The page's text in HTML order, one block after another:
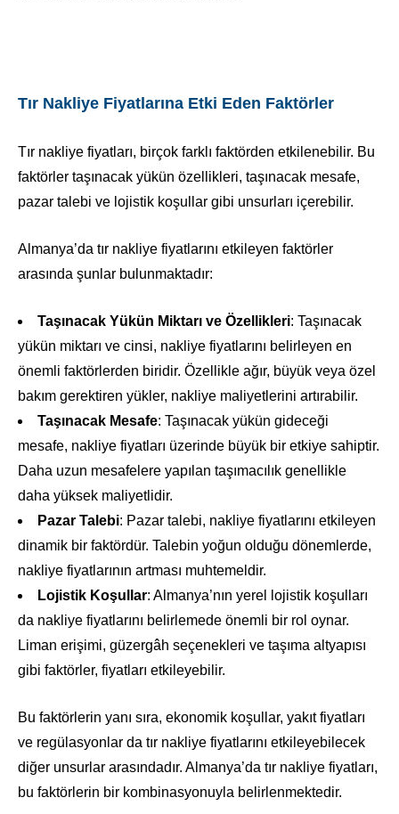
Tır Nakliye Fiyatlarına Etki Eden Faktörler
Tır nakliye fiyatları, birçok farklı faktörden etkilenebilir. Bu
faktörler taşınacak yükün özellikleri, taşınacak mesafe,
pazar talebi ve lojistik koşullar gibi unsurları içerebilir.
Almanya’da tır nakliye fiyatlarını etkileyen faktörler
arasında şunlar bulunmaktadır:
Taşınacak Yükün Miktarı ve Özellikleri: Taşınacak
yükün miktarı ve cinsi, nakliye fiyatlarını belirleyen en
önemli faktörlerden biridir. Özellikle ağır, büyük veya özel
bakım gerektiren yükler, nakliye maliyetlerini artırabilir.
Taşınacak Mesafe: Taşınacak yükün gideceği
mesafe, nakliye fiyatları üzerinde büyük bir etkiye sahiptir.
Daha uzun mesafelere yapılan taşımacılık genellikle
daha yüksek maliyetlidir.
Pazar Talebi: Pazar talebi, nakliye fiyatlarını etkileyen
dinamik bir faktördür. Talebin yoğun olduğu dönemlerde,
nakliye fiyatlarının artması muhtemeldir.
Lojistik Koşullar: Almanya’nın yerel lojistik koşulları
da nakliye fiyatlarını belirlemede önemli bir rol oynar.
Liman erişimi, güzergâh seçenekleri ve taşıma altyapısı
gibi faktörler, fiyatları etkileyebilir.
Bu faktörlerin yanı sıra, ekonomik koşullar, yakıt fiyatları
ve regülasyonlar da tır nakliye fiyatlarını etkileyebilecek
diğer unsurlar arasındadır. Almanya’da tır nakliye fiyatları,
bu faktörlerin bir kombinasyonuyla belirlenmektedir.